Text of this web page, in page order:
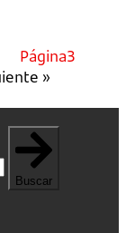
Página3
»
Buscar